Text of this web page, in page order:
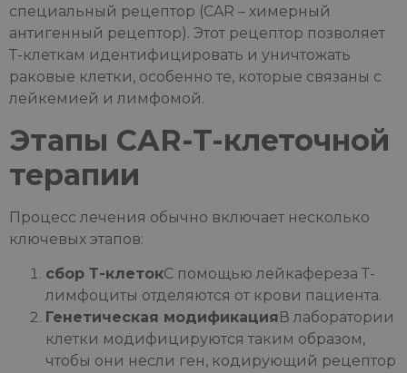
специальный рецептор (CAR – химерный
антигенный рецептор). Этот рецептор позволяет
Т-клеткам идентифицировать и уничтожать
раковые клетки, особенно те, которые связаны с
лейкемией и лимфомой.
Этапы CAR-T-клеточной
терапии
Процесс лечения обычно включает несколько
ключевых этапов:
сбор Т-клетокС помощью лейкафереза Т-
лимфоциты отделяются от крови пациента.
Генетическая модификацияВ лаборатории
клетки модифицируются таким образом,
чтобы они несли ген, кодирующий рецептор